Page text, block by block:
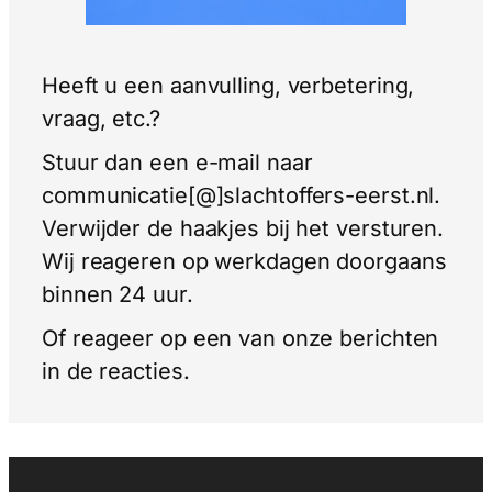
Heeft u een aanvulling, verbetering,
vraag, etc.?
Stuur dan een e-mail naar
communicatie[@]slachtoffers-eerst.nl.
Verwijder de haakjes bij het versturen.
Wij reageren op werkdagen doorgaans
binnen 24 uur.
Of reageer op een van onze berichten
in de reacties.